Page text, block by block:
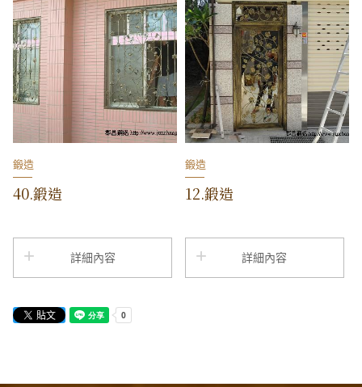
鍛造
40.鍛造
詳細內容
鍛造
12.鍛造
詳細內容